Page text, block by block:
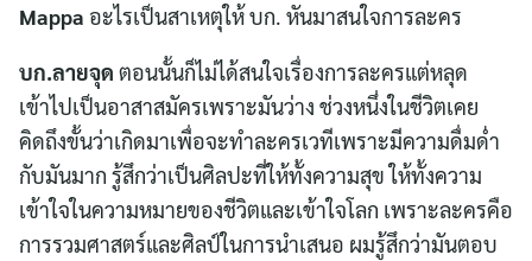
Mappa อะไรเป็นสาเหตุให้ บก. หันมาสนใจการละคร
บก.ลายจุด ตอนนั้นก็ไม่ได้สนใจเรื่องการละครแต่หลุด
เข้าไปเป็นอาสาสมัครเพราะมันว่าง ช่วงหนึ่งในชีวิตเคย
คิดถึงขั้นว่าเกิดมาเพื่อจะทำละครเวทีเพราะมีความดื่มด่ำ
กับมันมาก รู้สึกว่าเป็นศิลปะที่ให้ทั้งความสุข ให้ทั้งความ
เข้าใจในความหมายของชีวิตและเข้าใจโลก เพราะละครคือ
การรวมศาสตร์และศิลป์ในการนำเสนอ ผมรู้สึกว่ามันตอบ